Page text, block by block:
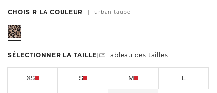
CHOISIR LA COULEUR urban taupe
SÉLECTIONNER LA TAILLE Tableau des tailles
XS S M L